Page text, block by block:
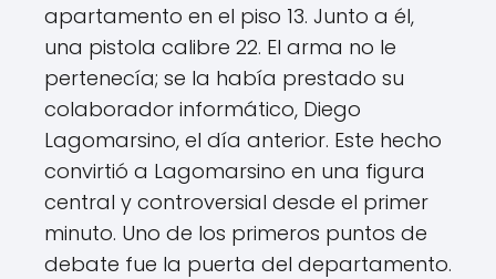
apartamento en el piso 13. Junto a él,
una pistola calibre 22. El arma no le
pertenecía; se la había prestado su
colaborador informático, Diego
Lagomarsino, el día anterior. Este hecho
convirtió a Lagomarsino en una figura
central y controversial desde el primer
minuto. Uno de los primeros puntos de
debate fue la puerta del departamento.